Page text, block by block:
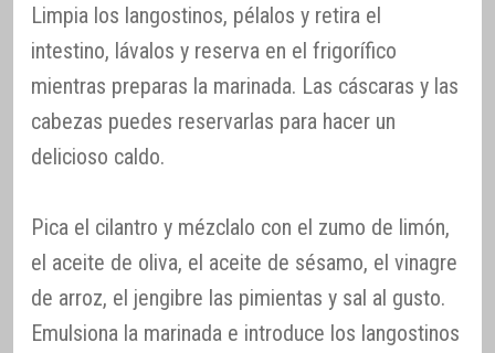
Limpia los langostinos, pélalos y retira el
intestino, lávalos y reserva en el frigorífico
mientras preparas la marinada. Las cáscaras y las
cabezas puedes reservarlas para hacer un
delicioso caldo.
Pica el cilantro y mézclalo con el zumo de limón,
el aceite de oliva, el aceite de sésamo, el vinagre
de arroz, el jengibre las pimientas y sal al gusto.
Emulsiona la marinada e introduce los langostinos